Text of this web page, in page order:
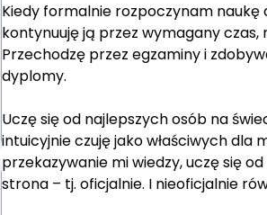
Kiedy formalnie rozpoczynam naukę
kontynuuję ją przez wymagany czas,
Przechodzę przez egzaminy i
dyplomy.
Uczę się od najlepszych osób na
intuicyjnie czuję jako właściwych dla
przekazywanie mi wiedzy, uczę się
strona – tj. oficjalnie. I nieoficjalnie